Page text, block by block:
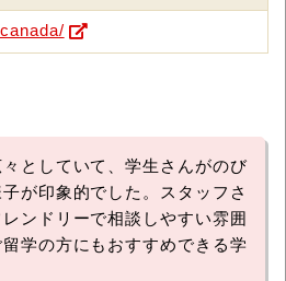
としていて、学生さんがのび
が印象的でした。スタッフさ
ンドリーで相談しやすい雰囲
学の方にもおすすめできる学